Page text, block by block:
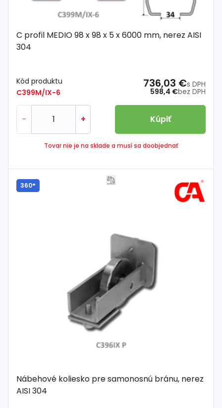
C profil MEDIO 98 x 98 x 5 x 6000 mm, nerez AISI
304
Kód produktu
C399M/IX-6
598,4 €bez DPH
736,03 €s DPH
- + Kúpiť
Tovar nie je na sklade a musí sa doobjednať
360°
Nábehové koliesko pre samonosnú bránu, nerez
AISI 304